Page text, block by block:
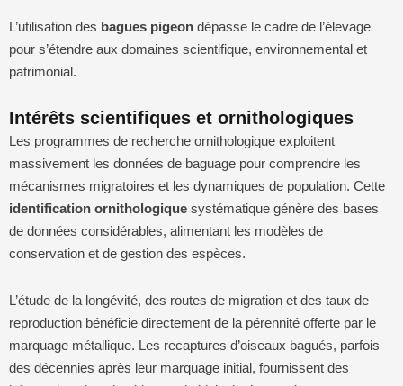
L’utilisation des bagues pigeon dépasse le cadre de l’élevage
pour s’étendre aux domaines scientifique, environnemental et
patrimonial.
Intérêts scientifiques et ornithologiques
Les programmes de recherche ornithologique exploitent
massivement les données de baguage pour comprendre les
mécanismes migratoires et les dynamiques de population. Cette
identification ornithologique systématique génère des bases
de données considérables, alimentant les modèles de
conservation et de gestion des espèces.
L’étude de la longévité, des routes de migration et des taux de
reproduction bénéficie directement de la pérennité offerte par le
marquage métallique. Les recaptures d’oiseaux bagués, parfois
des décennies après leur marquage initial, fournissent des